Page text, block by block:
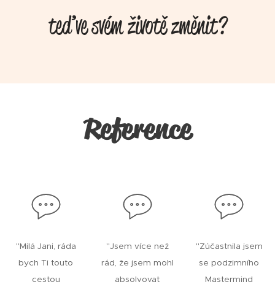
teď ve svém životě změnit?
Reference
"Milá Jani, ráda
bych Ti touto
cestou
"Jsem více než
rád, že jsem mohl
absolvovat
"Zúčastnila jsem
se podzimního
Mastermind